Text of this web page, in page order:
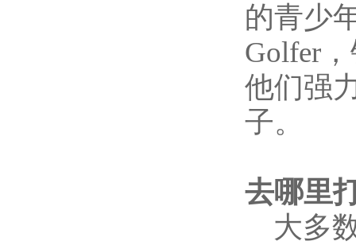
的青少
Golfer
他们强
子。
去哪里
大多